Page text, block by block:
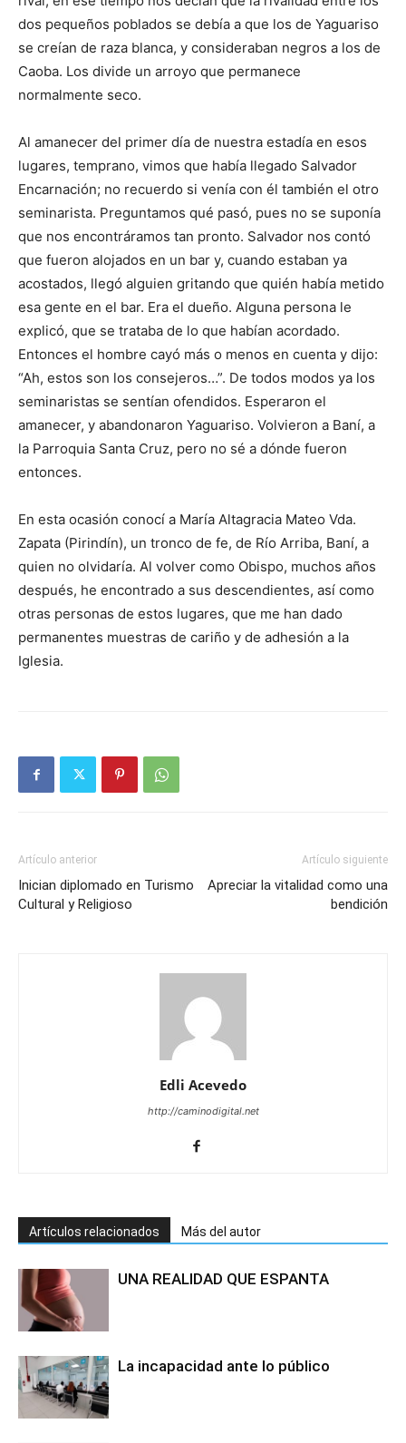
dos pequeños poblados se debía a que los de Yagua­riso
se creían de raza blanca, y consideraban negros a los de
Caoba. Los divide un arroyo que permanece
normalmente seco.
Al amanecer del primer día de nuestra estadía en esos
lugares, temprano, vi­mos que había llegado Sal­vador
Encarnación; no re­cuerdo si venía con él también el otro
seminarista. Pre­guntamos qué pasó, pues no se suponía
que nos encontrá­ramos tan pronto. Salvador nos contó
que fueron alojados en un bar y, cuando estaban ya
acostados, llegó al­guien gritando que quién había metido
esa gente en el bar. Era el dueño. Alguna persona le
explicó, que se trataba de lo que habían acordado.
Entonces el hombre cayó más o menos en cuenta y dijo:
“Ah, estos son los consejeros…”. De todos modos ya los
seminaristas se sentían ofendidos. Espera­ron el
amanecer, y abando­naron Yaguariso. Volvieron a Baní, a
la Parroquia Santa Cruz, pero no sé a dónde fueron
entonces.
En esta ocasión conocí a María Altagracia Mateo Vda.
Zapata (Pirindín), un tronco de fe, de Río Arriba, Baní, a
quien no olvidaría. Al volver como Obispo, mu­chos años
después, he en­contrado a sus descendien­tes, así como
otras personas de estos lugares, que me han dado
permanentes muestras de cariño y de adhesión a la
Iglesia.
Artículo anterior
Inician diplomado en Turismo
Cultural y Religioso
Artículo siguiente
Apreciar la vitalidad como una
bendición
Edli Acevedo
http://caminodigital.net
Artículos relacionados Más del autor
UNA REALIDAD QUE ESPANTA
La incapacidad ante lo público